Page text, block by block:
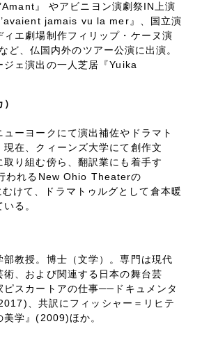
』 やアビニヨン演劇祭IN上演
jamais vu la mer』、国立演
ィエ劇場制作フィリップ・ケーヌ演
、仏国内外のツアー公演に出演。
ジェ演出の一人芝居『Yuika
ーヨークにて演出補佐やドラマト
現在、クィーンズ大学にて創作文
り組む傍ら、翻訳業にも着手す
われるNew Ohio Theaterの
けて、ドラマトゥルグとして倉本暖
る。
部教授。博士（文学）。専門は現代
術、および関連する日本の舞台芸
ピスカートアの仕事──ドキュメンタ
、共訳にフィッシャー＝リヒテ
美学』(2009)ほか。